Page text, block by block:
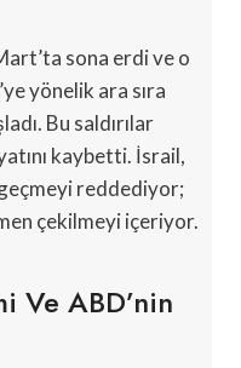
sona erdi ve o
yönelik ara sıra
Bu saldırılar
kaybetti. İsrail,
reddediyor;
çekilmeyi içeriyor.
Ve ABD’nin